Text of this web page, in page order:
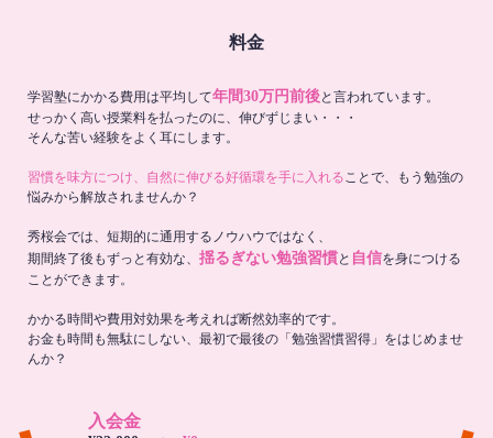
料金
学習塾にかかる費用は平均して年間30万円前後と言われています。
せっかく高い授業料を払ったのに、伸びずじまい・・・
そんな苦い経験をよく耳にします。
習慣を味方につけ、自然に伸びる好循環を手に入れる ことで、もう勉強の
悩みから解放されませんか？
秀桜会では、短期的に通用するノウハウではなく、
期間終了後もずっと有効な、 揺るぎない勉強習慣と 自信を身につける
ことができます。
かかる時間や費用対効果を考えれば断然効率的です。
お金も時間も無駄にしない、最初で最後の「勉強習慣習得」をはじめませ
んか？
入会金